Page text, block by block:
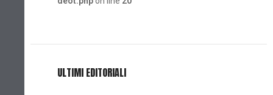
ULTIMI EDITORIALI